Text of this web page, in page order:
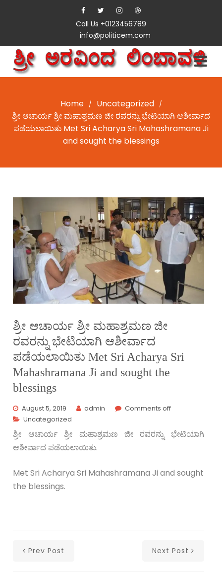
Call Us +0123456789
info@politicem.com
Home / Uncategorized /
ಶ್ರೀ ಆಚಾರ್ಯ ಶ್ರೀ ಮಹಾಶ್ರಮಣ ಜೀ ರವರನ್ನು ಭೇಟಿಯಾಗಿ ಆಶೀರ್ವಾದ
ಪಡೆಯಲಾಯಿತು Met Sri Acharya Sri Mahashramana Ji
and sought the blessings
ಶ್ರೀ ಆಚಾರ್ಯ ಶ್ರೀ ಮಹಾಶ್ರಮಣ ಜೀ
ರವರನ್ನು ಭೇಟಿಯಾಗಿ ಆಶೀರ್ವಾದ
ಪಡೆಯಲಾಯಿತು Met Sri Acharya Sri
Mahashramana Ji and sought the
blessings
August 5, 2019 admin
Comments off
Uncategorized
ಶ್ರೀ ಆಚಾರ್ಯ ಶ್ರೀ ಮಹಾಶ್ರಮಣ ಜೀ ರವರನ್ನು ಭೇಟಿಯಾಗಿ
ಆಶೀರ್ವಾದ ಪಡೆಯಲಾಯಿತು.
Met Sri Acharya Sri Mahashramana Ji and sought
the blessings.
Prev Post Next Post